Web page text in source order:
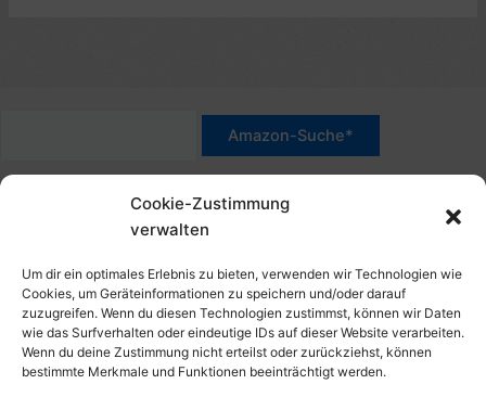
Cookie-Zustimmung
verwalten
Um dir ein optimales Erlebnis zu bieten, verwenden wir Technologien wie
Cookies, um Geräteinformationen zu speichern und/oder darauf
zuzugreifen. Wenn du diesen Technologien zustimmst, können wir Daten
wie das Surfverhalten oder eindeutige IDs auf dieser Website verarbeiten.
Wenn du deine Zustimmung nicht erteilst oder zurückziehst, können
bestimmte Merkmale und Funktionen beeinträchtigt werden.
*Werbehinweis für Links mit Hinweis "Amazon-Werbelink(s)",
"Amazon-Suche" und/oder mit Sternchen (*): Das sind Affiliate-
Link. Wenn Du auf der verlinkten Website etwas kaufst, erhalte
Aufschlag – und unterstützt diese Seite. Als Amazon-Partner
verdiene ich an qualifizierten Verkäufen. Dies gilt auch für
Klicks/Tipps auf Produktbilder, die mit einer Händler-Seite wie
Amazon verlinkt sind.